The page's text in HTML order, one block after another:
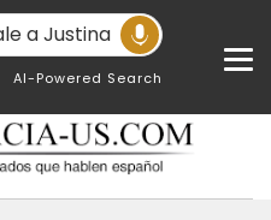
AI-Powered Search